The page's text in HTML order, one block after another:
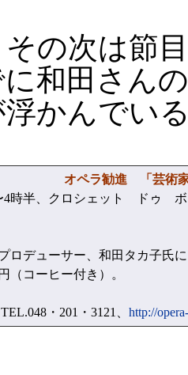
の次は節
和田さん
かんでい
オペラ勧進 「芸術
4時半、クロシェット ドゥ ボ
ロデューサー、和田タカ子氏
（コーヒー付き）。
・201・3121、 http://